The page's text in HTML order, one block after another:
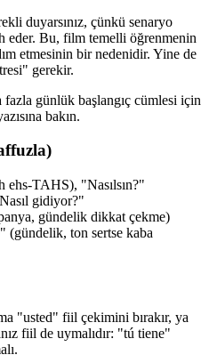
duyarsınız, çünkü senaryo
eder. Bu, film temelli öğrenmenin
etmesinin bir nedenidir. Yine de
gerekir.
günlük başlangıç cümlesi için
bakın.
ehs-TAHS), "Nasılsın?"
gidiyor?"
gündelik dikkat çekme)
ton sertse kaba
"usted" fiil çekimini bırakır, ya
fiil de uymalıdır: "tú tiene"